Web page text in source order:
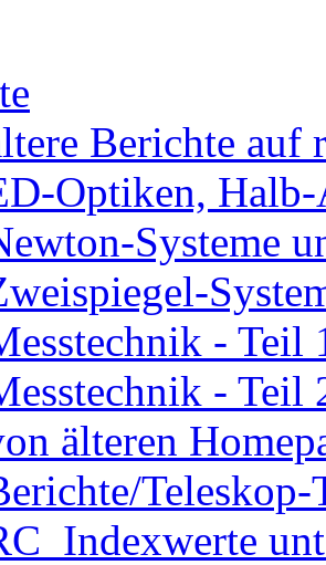
Berichte auf
Optiken, Halb-
Systeme
- Teil
- Teil
älteren